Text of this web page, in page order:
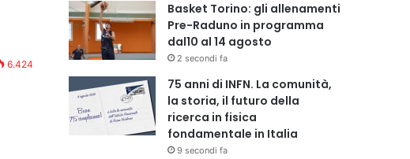
6.424
Basket Torino: gli allenamenti
Pre-Raduno in programma
dal10 al 14 agosto
2 secondi fa
75 anni di INFN. La comunità,
la storia, il futuro della
ricerca in fisica
fondamentale in Italia
9 secondi fa